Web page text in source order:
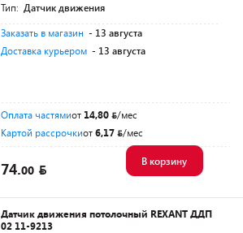
Тип: Датчик движения
Заказать в магазин - 13 августа
Доставка курьером - 13 августа
Оплата частямиот 14,80
/мес
Картой рассрочкиот6,17 /мес
74.00
В корзину
Датчик движения потолочный REXANT ДДП
02 11-9213